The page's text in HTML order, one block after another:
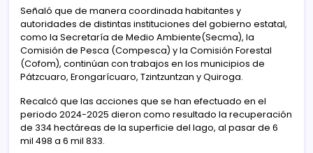
Señaló que de manera coordinada habitantes y
autoridades de distintas instituciones del gobierno estatal,
como la Secretaría de Medio Ambiente(Secma), la
Comisión de Pesca (Compesca) y la Comisión Forestal
(Cofom), continúan con trabajos en los municipios de
Pátzcuaro, Erongarícuaro, Tzintzuntzan y Quiroga.
Recalcó que las acciones que se han efectuado en el
periodo 2024-2025 dieron como resultado la recuperación
de 334 hectáreas de la superficie del lago, al pasar de 6
mil 498 a 6 mil 833.